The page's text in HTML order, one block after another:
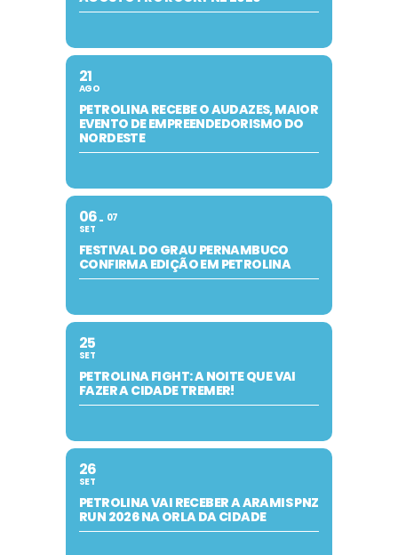
21
AGO
PETROLINA RECEBE O AUDAZES, MAIOR
EVENTO DE EMPREENDEDORISMO DO
NORDESTE
06
SET
07
FESTIVAL DO GRAU PERNAMBUCO
CONFIRMA EDIÇÃO EM PETROLINA
25
SET
PETROLINA FIGHT: A NOITE QUE VAI
FAZER A CIDADE TREMER!
26
SET
PETROLINA VAI RECEBER A ARAMIS PNZ
RUN 2026 NA ORLA DA CIDADE